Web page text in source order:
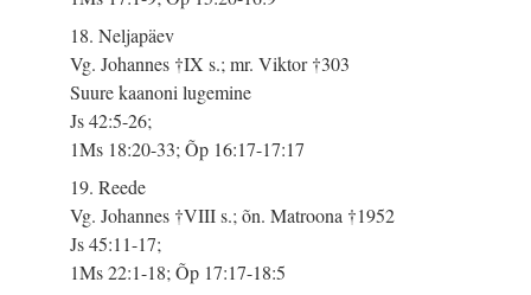
18. Neljapäev
Vg. Johannes †IX s.; mr. Viktor †303
Suure kaanoni lugemine
Js 42:5-26;
1Ms 18:20-33; Õp 16:17-17:17
19. Reede
Vg. Johannes †VIII s.; õn. Matroona †1952
Js 45:11-17;
1Ms 22:1-18; Õp 17:17-18:5